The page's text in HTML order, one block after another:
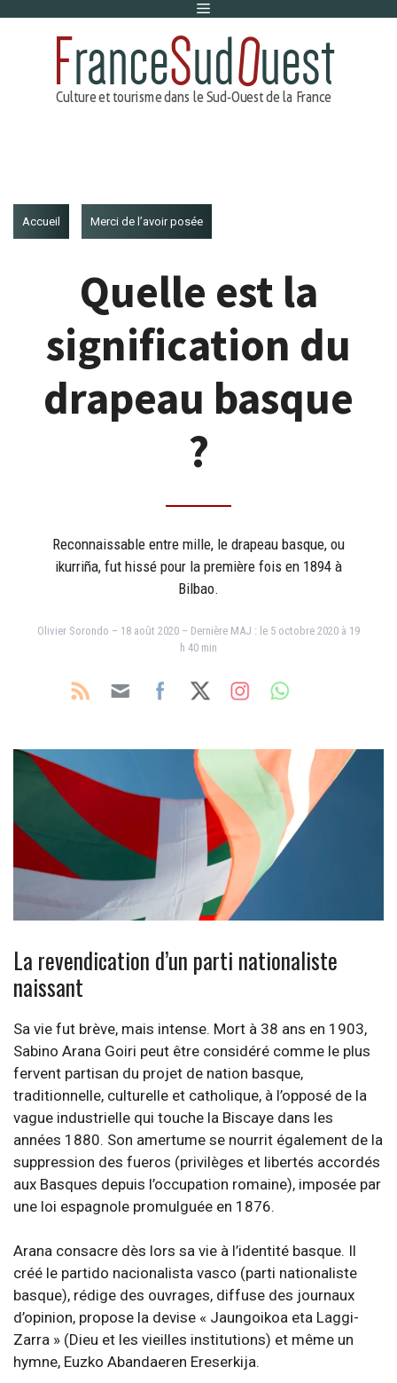
Menu
Accueil Merci de l’avoir posée
Quelle est la
signification du
drapeau basque
?
Reconnaissable entre mille, le drapeau basque, ou
ikurriña, fut hissé pour la première fois en 1894 à
Bilbao.
Olivier Sorondo – 18 août 2020 – Dernière MAJ : le 5 octobre 2020 à 19
h 40 min
La revendication d’un parti nationaliste
naissant
Sa vie fut brève, mais intense. Mort à 38 ans en 1903,
Sabino Arana Goiri peut être considéré comme le plus
fervent partisan du projet de nation basque,
traditionnelle, culturelle et catholique, à l’opposé de la
vague industrielle qui touche la Biscaye dans les
années 1880. Son amertume se nourrit également de la
suppression des fueros (privilèges et libertés accordés
aux Basques depuis l’occupation romaine), imposée par
une loi espagnole promulguée en 1876.
Arana consacre dès lors sa vie à l’identité basque. Il
créé le partido nacionalista vasco (parti nationaliste
basque), rédige des ouvrages, diffuse des journaux
d’opinion, propose la devise « Jaungoikoa eta Laggi-
Zarra » (Dieu et les vieilles institutions) et même un
hymne, Euzko Abandaeren Ereserkija.